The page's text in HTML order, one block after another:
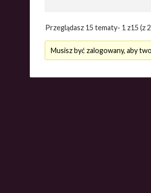
Przeglądasz 15 tematy- 1 z15 (z
Musisz być zalogowany, aby